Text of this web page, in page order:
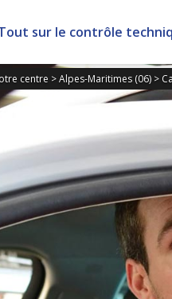
sur le contrôle
centre >Alpes-Maritimes (06) >